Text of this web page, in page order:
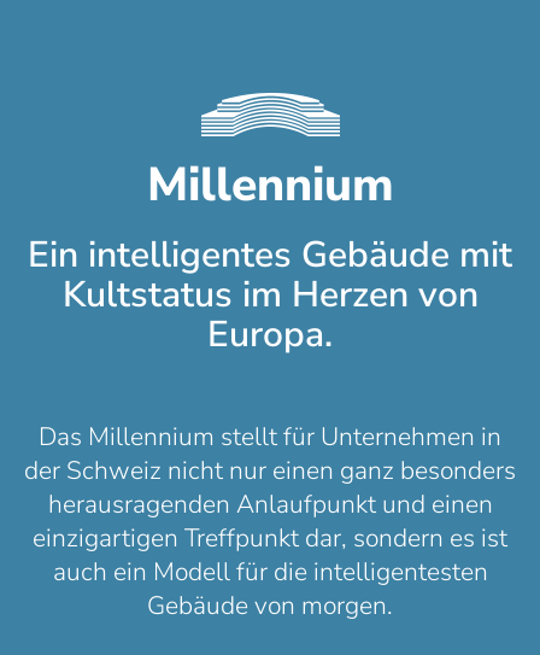
Millennium
Ein intelligentes Gebäude mit
Kultstatus im Herzen von
Europa.
Das Millennium stellt für Unternehmen in
der Schweiz nicht nur einen ganz besonders
herausragenden Anlaufpunkt und einen
einzigartigen Treffpunkt dar, sondern es ist
auch ein Modell für die intelligentesten
Gebäude von morgen.